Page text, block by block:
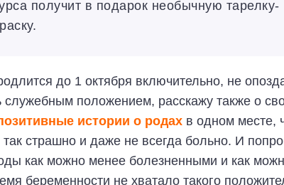
получит в подарок необычную тарелку-
до 1 октября включительно, не
служебным положением, расскажу также о
истории о родах в одном месте,
так страшно и даже не всегда больно. И
как можно менее болезненными и как
беременности не хватало такого